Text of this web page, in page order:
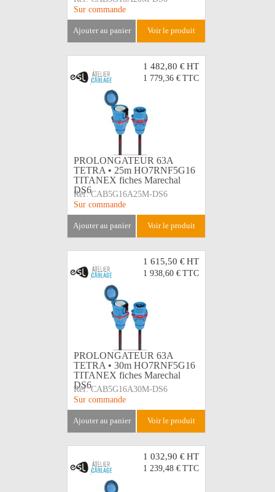
Sur commande
ajouter au panier voir le produit
1 482,80 €HT
1 779,36 € TTC
PROLONGATEUR 63A
TETRA • 25m HO7RNF5G16
TITANEX fiches Marechal
DS6
Réf: CAB5G16A25M-DS6
Sur commande
ajouter au panier voir le produit
1 615,50 €HT
1 938,60 € TTC
PROLONGATEUR 63A
TETRA • 30m HO7RNF5G16
TITANEX fiches Marechal
DS6
Réf: CAB5G16A30M-DS6
Sur commande
ajouter au panier voir le produit
1 032,90 €HT
1 239,48 € TTC